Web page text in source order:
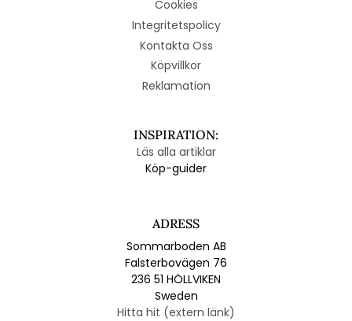
Cookies
Integritetspolicy
Kontakta Oss
Köpvillkor
Reklamation
INSPIRATION:
Läs alla artiklar
Köp-guider
ADRESS
Sommarboden AB
Falsterbovägen 76
236 51 HÖLLVIKEN
Sweden
Hitta hit (extern länk)